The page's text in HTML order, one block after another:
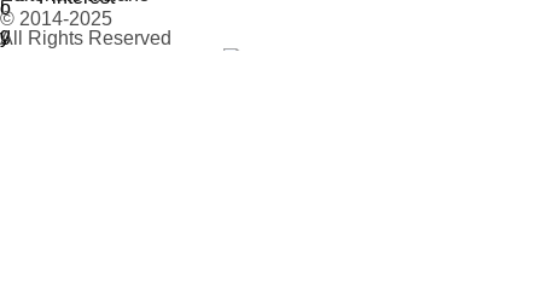
© 2014-2025
All Rights Reserved